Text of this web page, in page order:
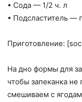
• Сода — 1/2 ч. л
• Подсластитель —
Приготовление:
На дно формы для
чтобы запеканка
смешиваем с